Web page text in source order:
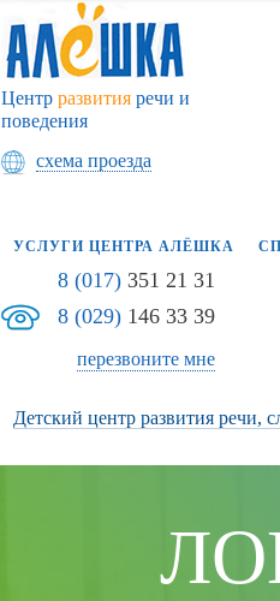
Центр развитияречи и
поведения
схема проезда
УСЛУГИ ЦЕНТРА АЛЁШКА
8 (017)351 21 31
8 (029)146 33 39
перезвоните мне
Детский центр развития речи,